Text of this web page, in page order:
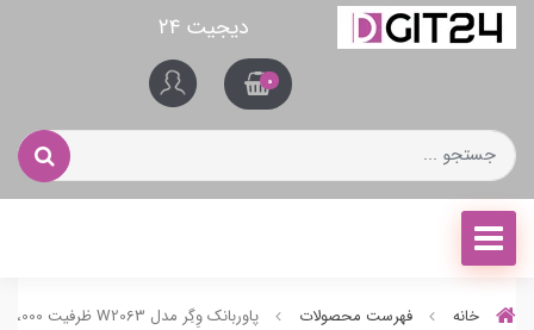
دیجیت ۲۴
0
خانه فهرست محصولات پاوربانک وِگِر مدل W2063 ظرفیت 20،000 میلی آمپر